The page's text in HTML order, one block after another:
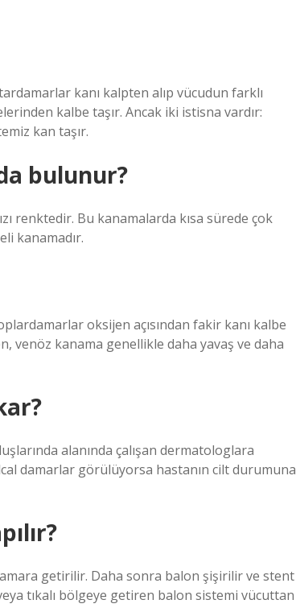
kanı kalpten alıp vücudun farklı
kalbe taşır. Ancak iki istisna vardır:
kan taşır.
bulunur?
renktedir. Bu kanamalarda kısa sürede çok
kanamadır.
oksijen açısından fakir kanı kalbe
venöz kanama genellikle daha yavaş ve daha
alanında çalışan dermatologlara
damarlar görülüyorsa hastanın cilt durumuna
getirilir. Daha sonra balon şişirilir ve stent
tıkalı bölgeye getiren balon sistemi vücuttan